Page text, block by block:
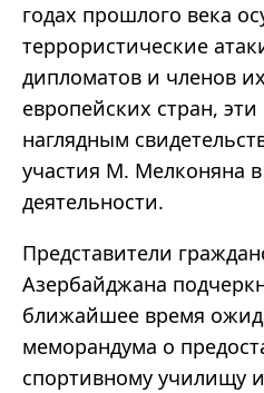
годах прошлого века
террористические
дипломатов и членов
европейских стран,
наглядным
участия М. Мелконяна
деятельности.
Представители
Азербайджана
ближайшее время
меморандума о
спортивному училищу